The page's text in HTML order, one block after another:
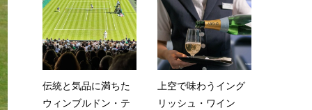
伝統と気品に満ちた
ウィンブルドン・テ
上空で味わうイング
リッシュ・ワイン